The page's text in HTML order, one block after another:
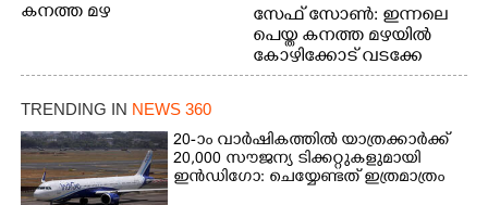
കനത്ത മഴ
സേഫ് സോൺ: ഇന്നലെ
പെയ്ത കനത്ത മഴയിൽ
കോഴിക്കോട് വടക്കേ
വയലിൽ വെള്ളം
വെള്ളത്തിലൂടെ
നടന്നുവരുന്നവരെ
മതിലിനു മുകളിൽ നോക്കി
TRENDING IN NEWS 360
20-ാം വാർഷികത്തിൽ യാത്രക്കാർക്ക്
20,000 സൗജന്യ ടിക്കറ്റുകളുമായി
ഇൻഡിഗോ: ചെയ്യേണ്ടത് ഇത്രമാത്രം